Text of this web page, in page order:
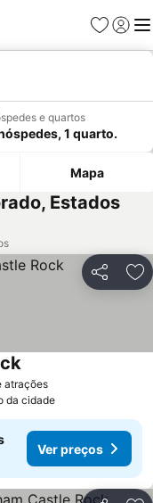
Favoritos
Iniciar
e quartos
1 quarto.
Mapa
Estados
Partilhar
atraçõesVer preços
Ver preços
da cidade
Ver preços